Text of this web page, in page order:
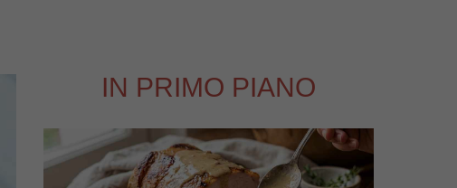
IN PRIMO PIANO